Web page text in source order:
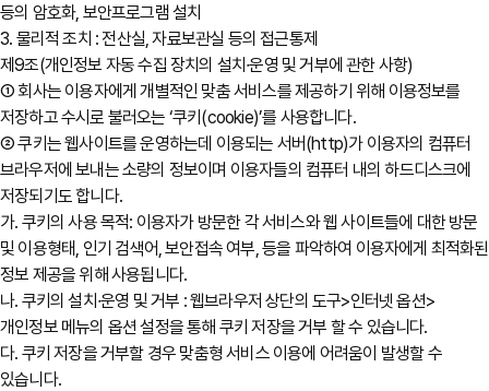
등의 암호화, 보안프로그램 설치
3. 물리적 조치 : 전산실, 자료보관실 등의 접근통제
제9조(개인정보 자동 수집 장치의 설치∙운영 및 거부에 관한 사항)
① 회사는 이용자에게 개별적인 맞춤 서비스를 제공하기 위해 이용정보를
저장하고 수시로 불러오는 ‘쿠키(cookie)’를 사용합니다.
② 쿠키는 웹사이트를 운영하는데 이용되는 서버(http)가 이용자의 컴퓨터
브라우저에 보내는 소량의 정보이며 이용자들의 컴퓨터 내의 하드디스크에
저장되기도 합니다.
가. 쿠키의 사용 목적: 이용자가 방문한 각 서비스와 웹 사이트들에 대한 방문
및 이용형태, 인기 검색어, 보안접속 여부, 등을 파악하여 이용자에게 최적화된
정보 제공을 위해 사용됩니다.
나. 쿠키의 설치∙운영 및 거부 : 웹브라우저 상단의 도구>인터넷 옵션>
개인정보 메뉴의 옵션 설정을 통해 쿠키 저장을 거부 할 수 있습니다.
다. 쿠키 저장을 거부할 경우 맞춤형 서비스 이용에 어려움이 발생할 수
있습니다.